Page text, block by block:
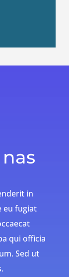
in
eu fugiat
qui officia
Sed ut